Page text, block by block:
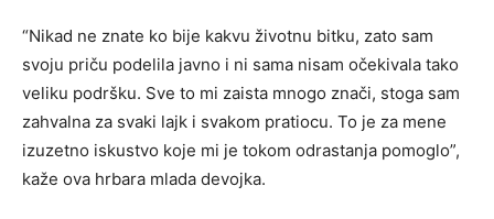
“Nikad ne znate ko bije kakvu životnu bitku, zato sam
svoju priču podelila javno i ni sama nisam očekivala tako
veliku podršku. Sve to mi zaista mnogo znači, stoga sam
zahvalna za svaki lajk i svakom pratiocu. To je za mene
izuzetno iskustvo koje mi je tokom odrastanja pomoglo”,
kaže ova hrbara mlada devojka.